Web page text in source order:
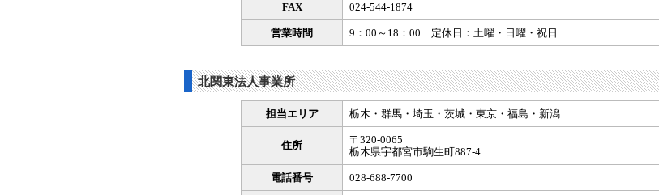
FAX 024-544-1874
営業時間 9：00～18：00 定休日：土曜・日曜・祝日
北関東法人事業所
担当エリア 栃木・群馬・埼玉・茨城・東京・福島・新潟
住所
〒320-0065
栃木県宇都宮市駒生町887-4
電話番号 028-688-7700